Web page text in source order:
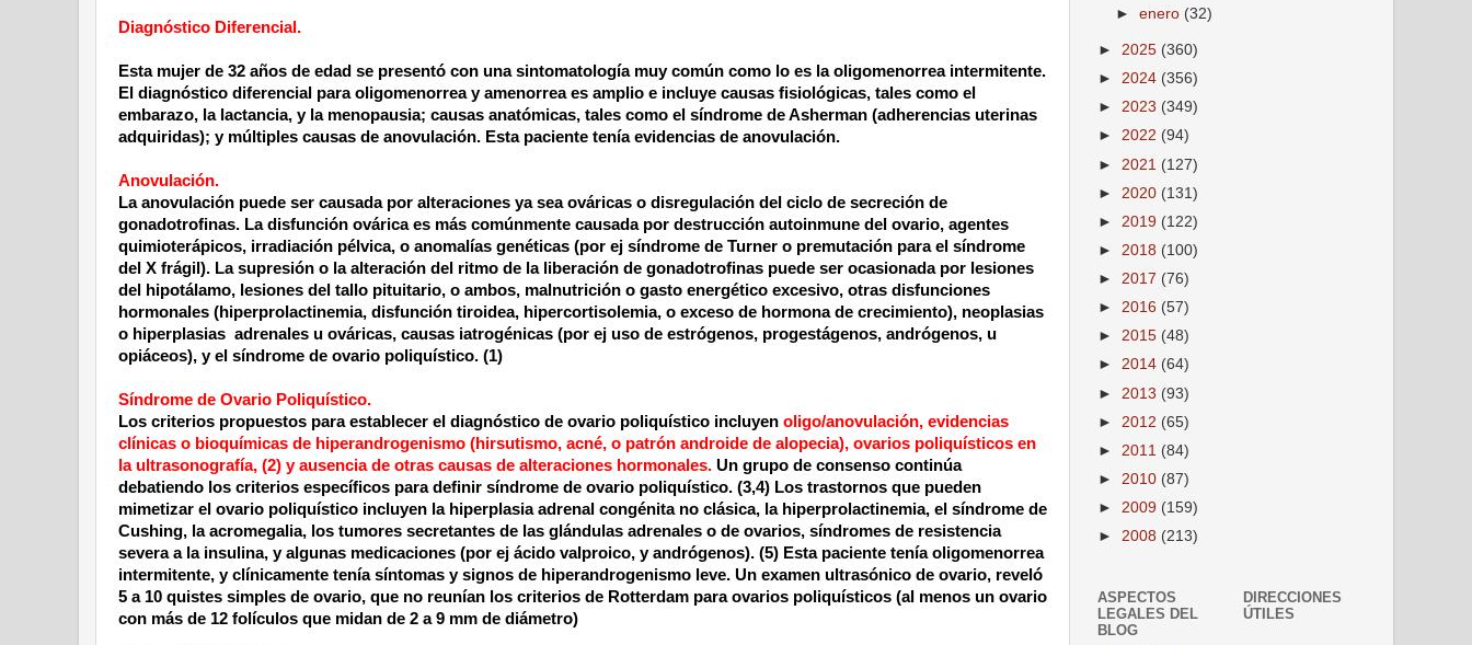
Diagnóstico Diferencial.
Esta mujer de 32 años de edad se presentó con una sintomatología muy común como lo es la oligomenorrea intermitente.
El diagnóstico diferencial para oligomenorrea y amenorrea es amplio e incluye causas fisiológicas, tales como el
embarazo, la lactancia, y la menopausia; causas anatómicas, tales como el síndrome de Asherman (adherencias uterinas
adquiridas); y múltiples causas de anovulación. Esta paciente tenía evidencias de anovulación.
Anovulación.
La anovulación puede ser causada por alteraciones ya sea ováricas o disregulación del ciclo de secreción de
gonadotrofinas. La disfunción ovárica es más comúnmente causada por destrucción autoinmune del ovario, agentes
quimioterápicos, irradiación pélvica, o anomalías genéticas (por ej síndrome de Turner o premutación para el síndrome
del X frágil). La supresión o la alteración del ritmo de la liberación de gonadotrofinas puede ser ocasionada por lesiones
del hipotálamo, lesiones del tallo pituitario, o ambos, malnutrición o gasto energético excesivo, otras disfunciones
hormonales (hiperprolactinemia, disfunción tiroidea, hipercortisolemia, o exceso de hormona de crecimiento), neoplasias
o hiperplasias adrenales u ováricas, causas iatrogénicas (por ej uso de estrógenos, progestágenos, andrógenos, u
opiáceos), y el síndrome de ovario poliquístico. (1)
Síndrome de Ovario Poliquístico.
Los criterios propuestos para establecer el diagnóstico de ovario poliquístico incluyen oligo/anovulación, evidencias
clínicas o bioquímicas de hiperandrogenismo (hirsutismo, acné, o patrón androide de alopecia), ovarios poliquísticos en
la ultrasonografía, (2) y ausencia de otras causas de alteraciones hormonales. Un grupo de consenso continúa
debatiendo los criterios específicos para definir síndrome de ovario poliquístico. (3,4) Los trastornos que pueden
mimetizar el ovario poliquístico incluyen la hiperplasia adrenal congénita no clásica, la hiperprolactinemia, el síndrome de
Cushing, la acromegalia, los tumores secretantes de las glándulas adrenales o de ovarios, síndromes de resistencia
severa a la insulina, y algunas medicaciones (por ej ácido valproico, y andrógenos). (5) Esta paciente tenía oligomenorrea
intermitente, y clínicamente tenía síntomas y signos de hiperandrogenismo leve. Un examen ultrasónico de ovario, reveló
5 a10 quistes simples de ovario, que no reunían los criterios de Rotterdam para ovarios poliquísticos (al menos un ovario
con más de 12 folículos que midan de 2 a 9 mm de diámetro)
►enero (32)
► 2025 (360)
► 2024 (356)
► 2023 (349)
► 2022 (94)
► 2021 (127)
► 2020 (131)
► 2019 (122)
► 2018 (100)
► 2017 (76)
► 2016 (57)
► 2015 (48)
► 2014 (64)
► 2013 (93)
► 2012 (65)
► 2011 (84)
► 2010 (87)
► 2009 (159)
► 2008 (213)
ASPECTOS
LEGALES DEL
BLOG
DIRECCIONES
ÚTILES